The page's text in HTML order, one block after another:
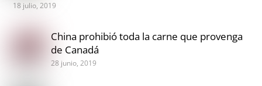
18 julio, 2019
China prohibió toda la carne que provenga
de Canadá
28 junio, 2019